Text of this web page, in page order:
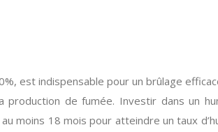
est indispensable pour un brûlage
production de fumée. Investir dans un
moins 18 mois pour atteindre un taux